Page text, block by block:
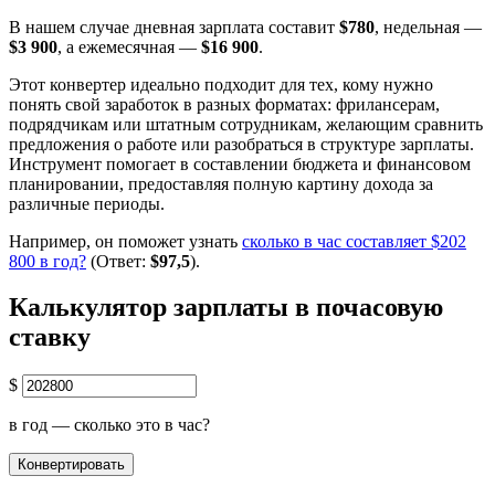
В нашем случае дневная зарплата составит $780, недельная —
$3 900, а ежемесячная — $16 900.
Этот конвертер идеально подходит для тех, кому нужно
понять свой заработок в разных форматах: фрилансерам,
подрядчикам или штатным сотрудникам, желающим сравнить
предложения о работе или разобраться в структуре зарплаты.
Инструмент помогает в составлении бюджета и финансовом
планировании, предоставляя полную картину дохода за
различные периоды.
Например, он поможет узнать сколько в час составляет $202
800 в год? (Ответ: $97,5).
Калькулятор зарплаты в почасовую
ставку
$
в год — сколько это в час?
Конвертировать